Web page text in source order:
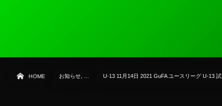
HOME お知らせ, … U-13 11月14日 2021 GuFA ユースリーグ U-13